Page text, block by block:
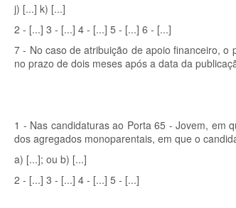
j) [...] k) [...]
2 - [...] 3 - [...] 4 - [...] 5 - [...] 6 - [...]
7 - No caso de atribuição de apoio financeiro,
no prazo de dois meses após a data da
1 - Nas candidaturas ao Porta 65 - Jovem, em
dos agregados monoparentais, em que o
a) [...]; ou b) [...]
2 - [...] 3 - [...] 4 - [...] 5 - [...]